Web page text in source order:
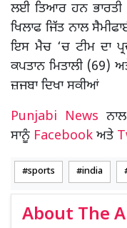
ਲਈ ਤਿਆਰ ਹਨ
ਖਿਲਾਫ ਜਿੱਤ ਨਾਲ
ਇਸ ਮੈਚ ‘ਚ ਟੀਮ ਦਾ
ਕਪਤਾਨ ਮਿਤਾਲੀ (69)
ਜ਼ਜਬਾ ਦਿਖਾ ਸਕੀਆਂ
Punjabi News
ਸਾਨੂੰ Facebook ਅਤੇ
sports india
About The